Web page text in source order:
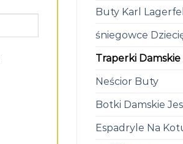
Buty Karl
śniegowce
Traperki Damskie
Neścior Buty
Botki Damskie
Espadryle Na